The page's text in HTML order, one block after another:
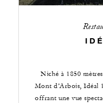
Niché à 1850
Mont d’Arbois, Idéal
offrant une vue